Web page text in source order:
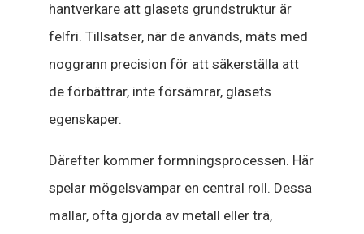
hantverkare att glasets grundstruktur är
felfri. Tillsatser, när de används, mäts med
noggrann precision för att säkerställa att
de förbättrar, inte försämrar, glasets
egenskaper.
Därefter kommer formningsprocessen. Här
spelar mögelsvampar en central roll. Dessa
mallar, ofta gjorda av metall eller trä,